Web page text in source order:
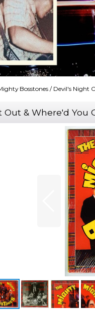
Bosstones / Devil's Night
& Where'd You Go